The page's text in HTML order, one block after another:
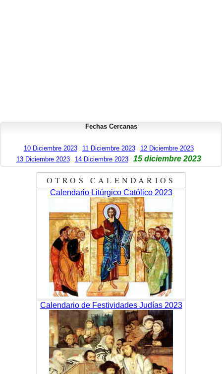
Fechas Cercanas
10 Diciembre 2023 11 Diciembre 2023
12 Diciembre 2023
13 Diciembre 2023
14 Diciembre 2023 15 diciembre 2023
OTROS CALENDARIOS
Calendario Litúrgico Católico 2023
Calendario de Festividades Judías 2023